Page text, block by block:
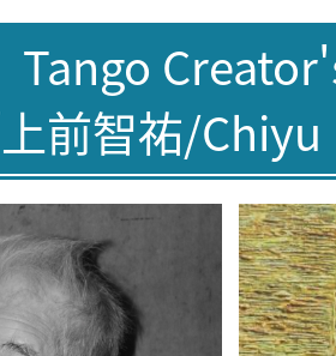
Tango
前智祐/Chiyu